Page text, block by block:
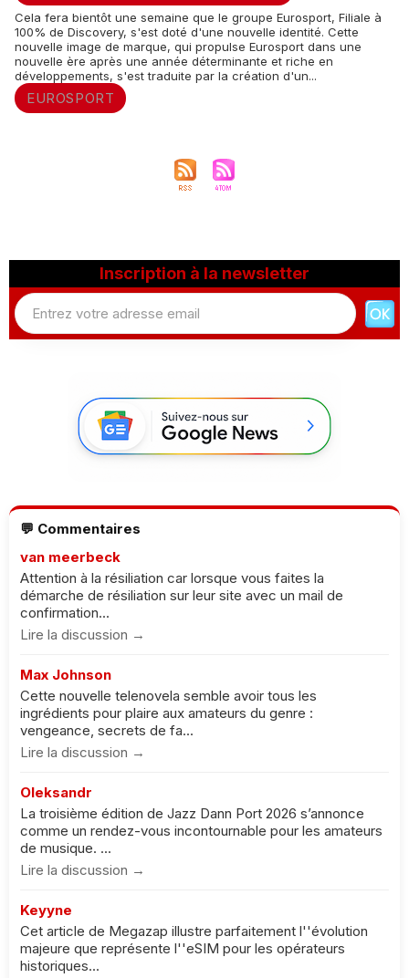
Cela fera bientôt une semaine que le groupe Eurosport, Filiale à
100% de Discovery, s'est doté d'une nouvelle identité. Cette
nouvelle image de marque, qui propulse Eurosport dans une
nouvelle ère après une année déterminante et riche en
développements, s'est traduite par la création d'un...
EUROSPORT
Inscription à la newsletter
💬 Commentaires
van meerbeck
Attention à la résiliation car lorsque vous faites la
démarche de résiliation sur leur site avec un mail de
confirmation...
Lire la discussion →
Max Johnson
Cette nouvelle telenovela semble avoir tous les
ingrédients pour plaire aux amateurs du genre :
vengeance, secrets de fa...
Lire la discussion →
Oleksandr
La troisième édition de Jazz Dann Port 2026 s’annonce
comme un rendez-vous incontournable pour les amateurs
de musique. ...
Lire la discussion →
Keyyne
Cet article de Megazap illustre parfaitement l''évolution
majeure que représente l''eSIM pour les opérateurs
historiques...